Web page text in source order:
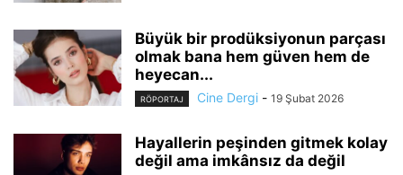
Büyük bir prodüksiyonun parçası
olmak bana hem güven hem de
heyecan...
RÖPORTAJ Cine Dergi - 19 Şubat 2026
Hayallerin peşinden gitmek kolay
değil ama imkânsız da değil